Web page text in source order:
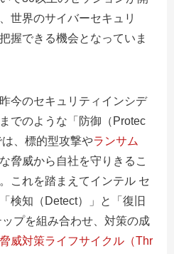
世界のサイバーセキュリ
握できる機会となっていま
今のセキュリティインシデ
でのような「防御（Protec
、標的型攻撃やランサム
脅威から自社を守りきるこ
これを踏まえてインテル セ
検知（Detect）」と「復旧
ップを組み合わせ、対策の成
脅威対策ライフサイクル（Thr